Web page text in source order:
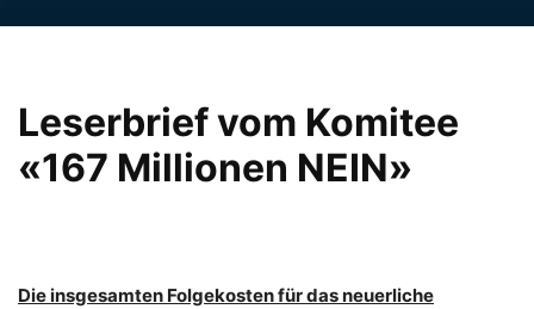
Leserbrief vom Komitee
«167 Millionen NEIN»
Die insgesamten Folgekosten für das neuerliche